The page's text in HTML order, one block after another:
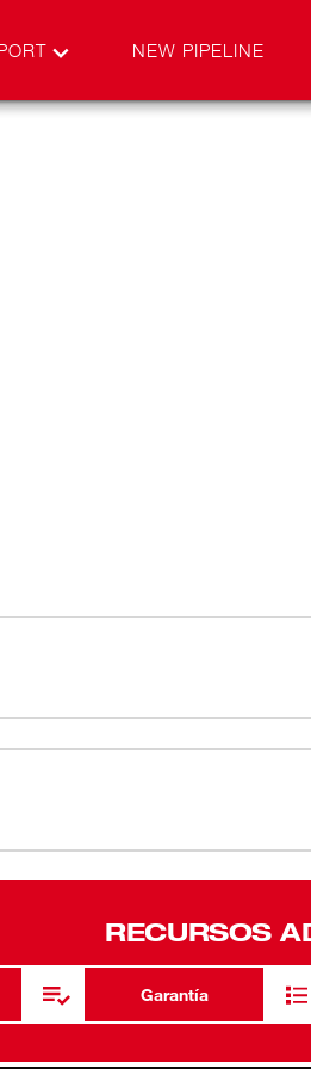
NEW PIPELINE
además, son compatibles
Estos tamaños de cubos
y desgaste de los pernos.
RECURSOS
Garantía